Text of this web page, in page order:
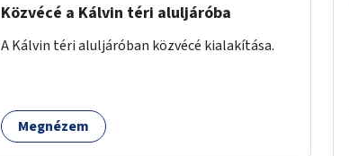
Közvécé a Kálvin téri aluljáróba
A Kálvin téri aluljáróban közvécé kialakítása.
Megnézem